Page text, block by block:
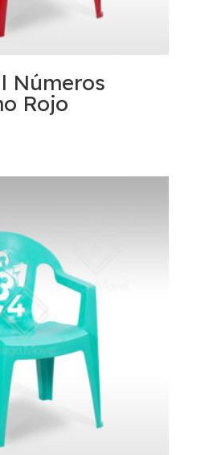
Números
Rojo